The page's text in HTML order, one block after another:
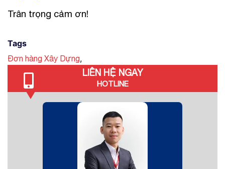
Trân trọng cảm ơn!
Tags
Đơn hàng Xây Dựng,
LIÊN HỆ NGAY
HOTLINE